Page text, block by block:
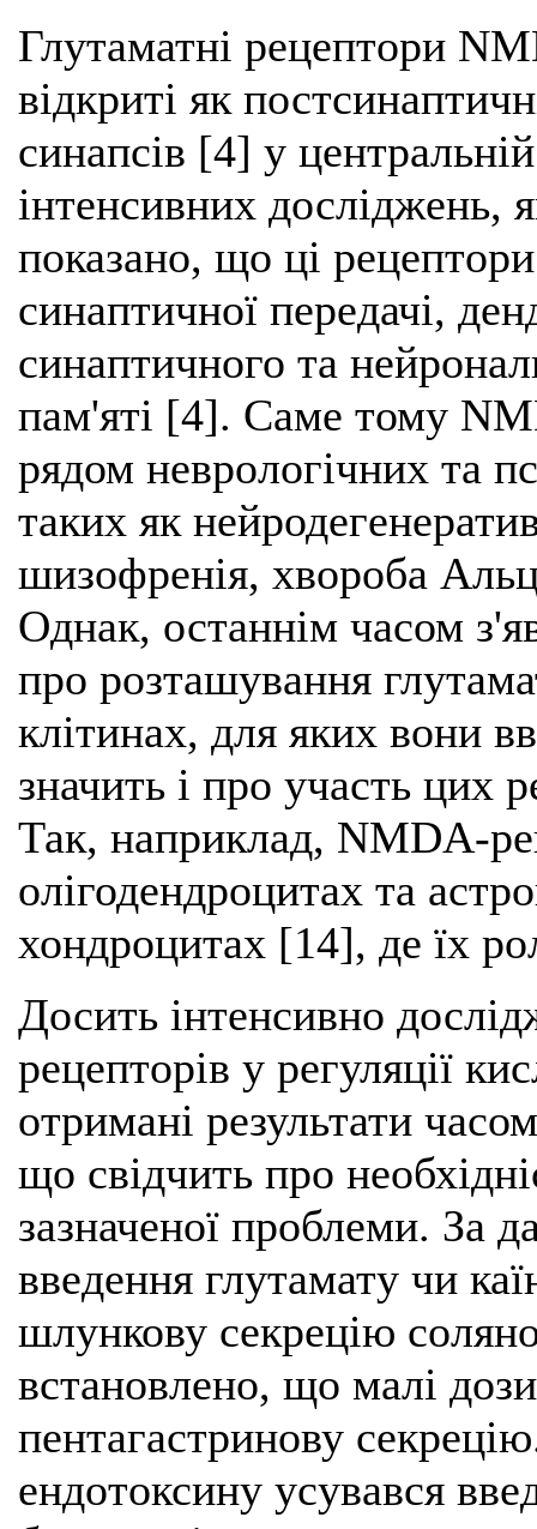
Глутаматні рецептори
відкриті як
синапсів [4] у
інтенсивних досліджень,
показано, що ці
синаптичної передачі,
синаптичного та
пам'яті [4]. Саме тому
рядом неврологічних та
таких як
шизофренія, хвороба
Однак, останнім часом
про розташування
клітинах, для яких вони
значить і про участь цих
Так, наприклад, NMDA-
олігодендроцитах та
хондроцитах [14], де їх
Досить інтенсивно
рецепторів у регуляції
отримані результати
що свідчить про
зазначеної проблеми. За
введення глутамату чи
шлункову секрецію
встановлено, що малі
пентагастринову
ендотоксину усувався